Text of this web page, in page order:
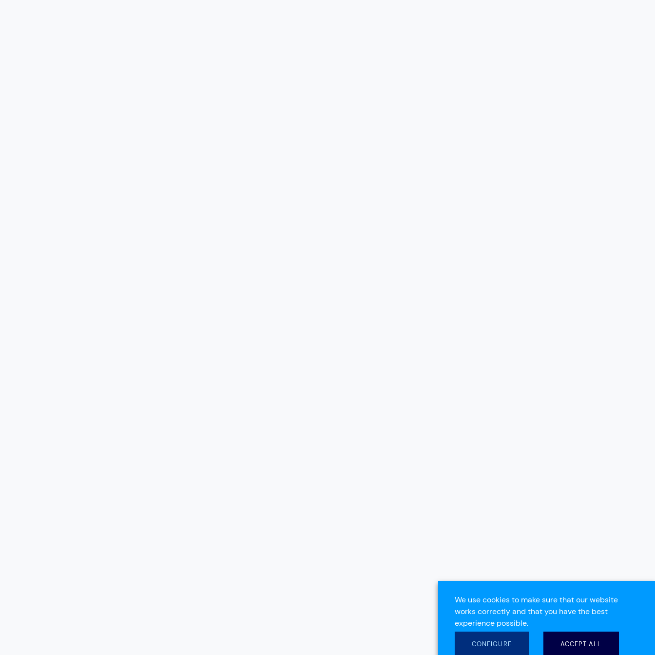
We use cookies to make sure that our website
works correctly and that you have the best
experience possible.
CONFIGURE ACCEPT ALL